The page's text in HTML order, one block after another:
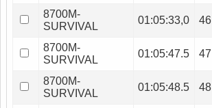
8700M-
SURVIVAL
01:05:33,0 46
8700M-
SURVIVAL
01:05:47.5 47
8700M-
SURVIVAL
01:05:48.5 48